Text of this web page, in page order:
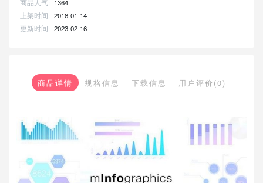
商品人气: 1364
上架时间: 2018-01-14
更新时间: 2023-02-16
商品详情 规格信息 下载信息 用户评价(0)